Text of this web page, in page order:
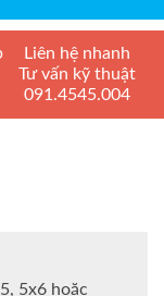
Liên hệ nhanh
Tư vấn kỹ thuật
091.4545.004
5x6 hoặc